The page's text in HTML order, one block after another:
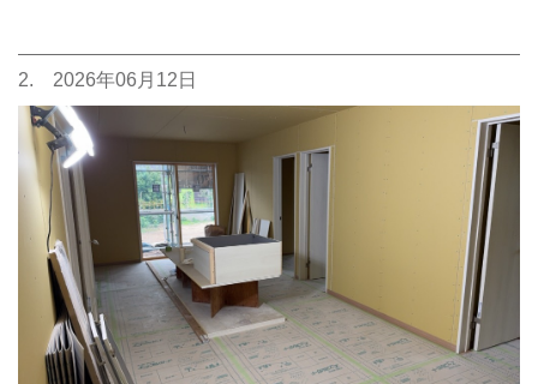
2. 2026年06月12日